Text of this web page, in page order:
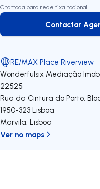
Chamada para rede fixa nacional
Contactar
RE/MAX Place Riverview
Wonderfulsix Mediação
22525
Rua da Cintura do Porto,
1950-323 Lisboa
Marvila,Lisboa
Ver no maps